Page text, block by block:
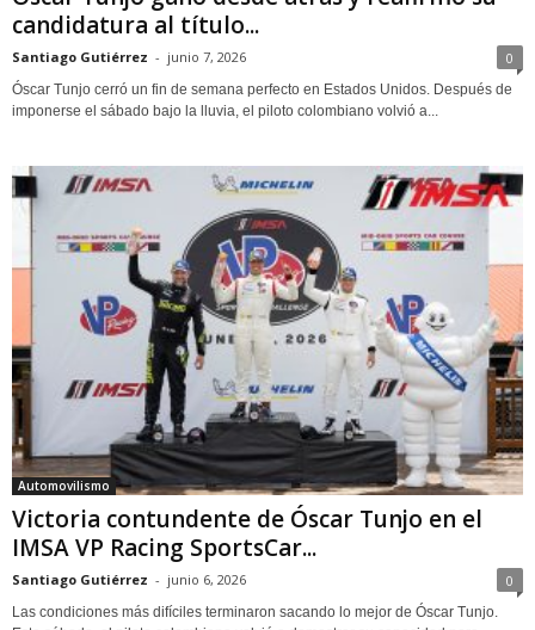
candidatura al título...
Santiago Gutiérrez - junio 7, 2026 0
Óscar Tunjo cerró un fin de semana perfecto en Estados Unidos. Después de
imponerse el sábado bajo la lluvia, el piloto colombiano volvió a...
Automovilismo
Victoria contundente de Óscar Tunjo en el
IMSA VP Racing SportsCar...
Santiago Gutiérrez - junio 6, 2026 0
Las condiciones más difíciles terminaron sacando lo mejor de Óscar Tunjo.